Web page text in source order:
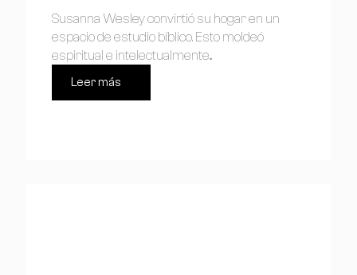
Susanna Wesley convirtió su hogar en un
espacio de estudio bíblico. Esto moldeó
espiritual e intelectualmente...
Leer más